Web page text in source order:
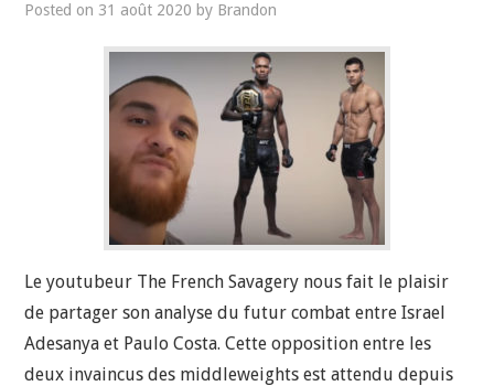
Posted on 31 août 2020 by Brandon
Le youtubeur The French Savagery nous fait le plaisir
de partager son analyse du futur combat entre Israel
Adesanya et Paulo Costa. Cette opposition entre les
deux invaincus des middleweights est attendu depuis